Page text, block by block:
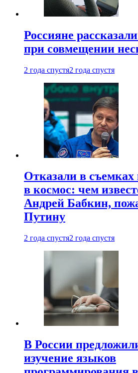
Россияне
при совмещении
2 года спустя2 года спустя
Отказали в съемках
в космос: чем
Андрей Бабкин,
Путину
2 года спустя2 года спустя
В России
изучение языков